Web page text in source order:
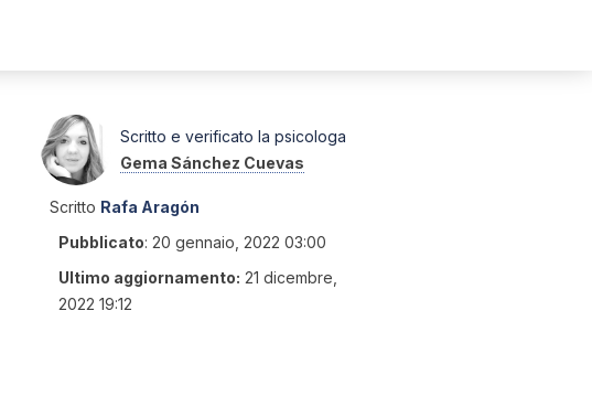
Scritto e verificato la psicologa
Gema Sánchez Cuevas
Scritto Rafa Aragón
Pubblicato: 20 gennaio, 2022 03:00
Ultimo aggiornamento: 21 dicembre,
2022 19:12